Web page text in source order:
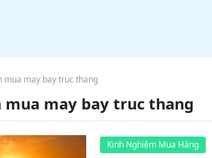
mua may bay truc thang
mua may bay truc thang
Kinh Nghiệm Mua Hàng